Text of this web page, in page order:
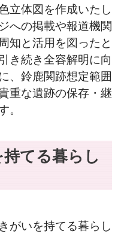
立体図を作成いたし
への掲載や報道機関
知と活用を図ったと
き続き全容解明に向
、鈴鹿関跡想定範囲
重な遺跡の保存・継
。
てる暮らし
がいを持てる暮らし